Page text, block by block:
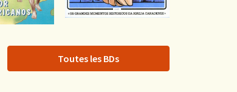
Toutes les BDs